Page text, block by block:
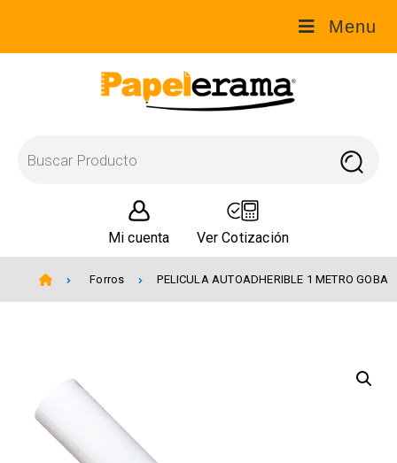
Mi cuenta Ver Cotización
Menu
Forros PELICULA AUTOADHERIBLE 1 METRO GOBA